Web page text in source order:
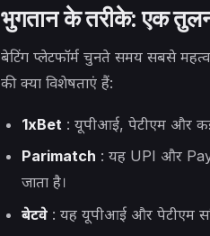
भुगतान के तरीके: एक
बेटिंग प्लेटफॉर्म चुनते समय सबसे
की क्या विशेषताएं हैं:
1xBet : यूपीआई, पेटीएम और कई
Parimatch : यह UPI और
जाता है।
बेटवे: यह यूपीआई और पेटीएम